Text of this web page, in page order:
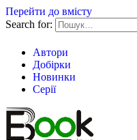
Перейти до вмісту
Search for:
Автори
Добірки
Новинки
Серії